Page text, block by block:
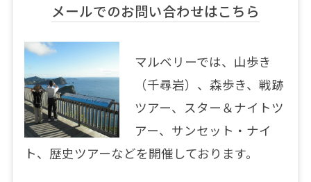
メールでのお問い合わせはこちら
マルベリーでは、山歩き
（千尋岩）、森歩き、戦跡
ツアー、スター＆ナイトツ
アー、サンセット・ナイ
ト、歴史ツアーなどを開催しております。